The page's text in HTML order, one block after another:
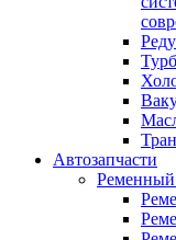
Автозапчасти